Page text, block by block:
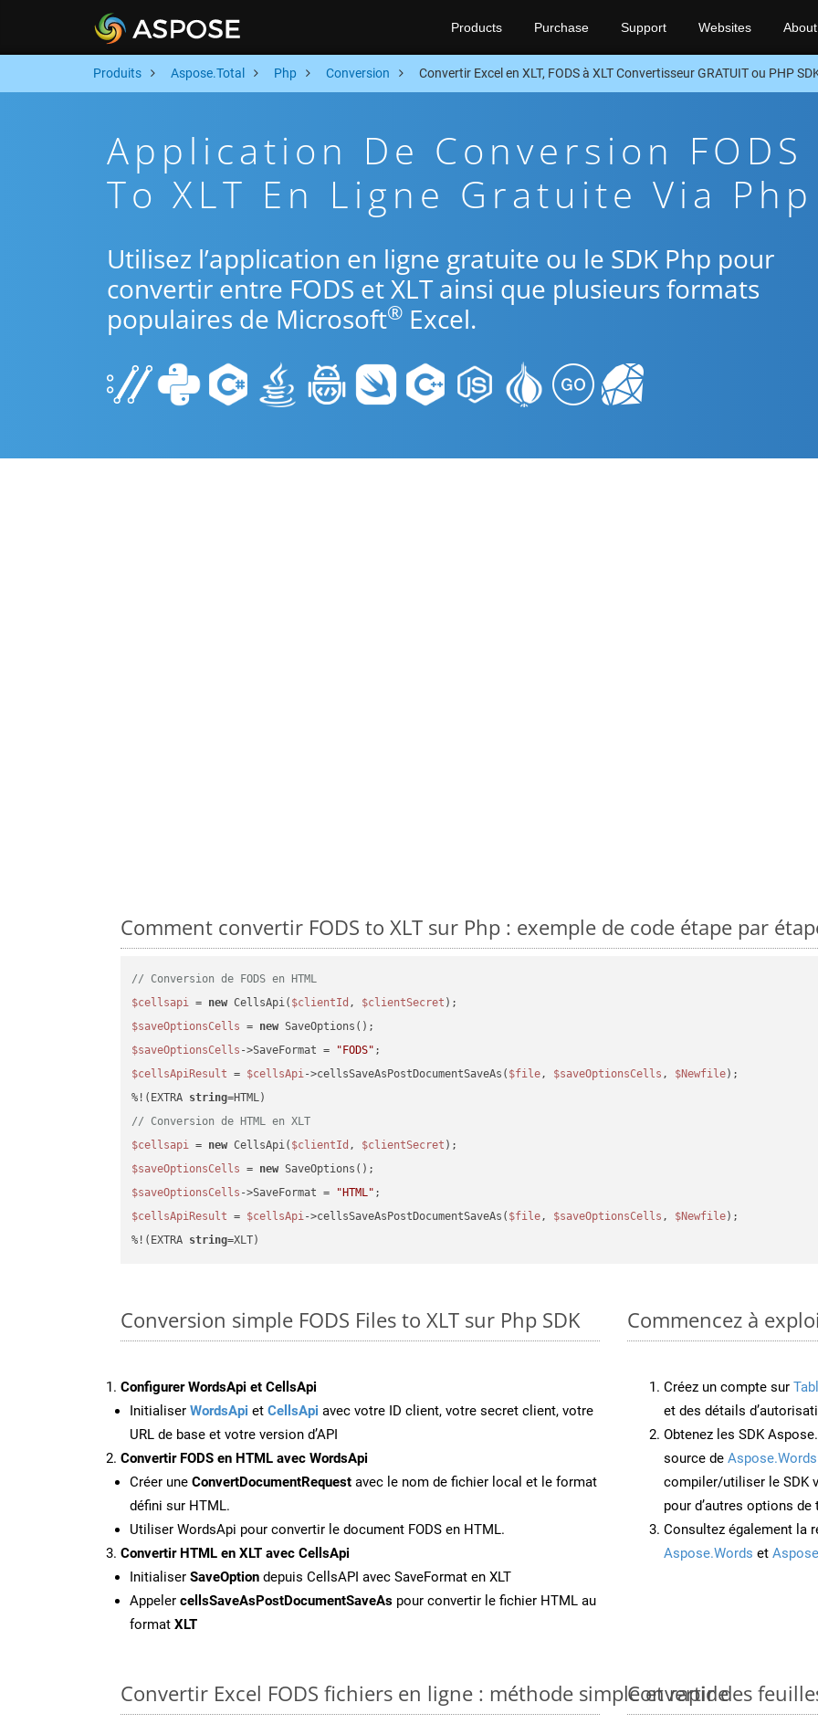
Products Purchase Support Websites About
Produits Aspose.Total Php Conversion Convertir Excel en XLT, FODS à XLT Convertisseur GRATUIT ou PHP
Application De Conversion FODS
To XLT En Ligne Gratuite Via Php
Utilisez l’application en ligne gratuite ou le SDK Php pour
convertir entre FODS et XLT ainsi que plusieurs formats
populaires de Microsoft® Excel.
Comment convertir FODS to XLT sur Php : exemple de code étape par
// Conversion de FODS en HTML
$cellsapi = new CellsApi( $clientId , $clientSecret
$saveOptionsCells = new
$saveOptionsCells ->SaveFormat = "FODS"
$cellsApiResult = $cellsApi->cellsSaveAsPostDocumentSaveAs( $file, $saveOptionsCells , $Newfile);
%!(EXTRA string
// Conversion de HTML en XLT
$cellsapi = new CellsApi( $clientId , $clientSecret
$saveOptionsCells = new
$saveOptionsCells ->SaveFormat = "HTML"
$cellsApiResult = $cellsApi->cellsSaveAsPostDocumentSaveAs( $file, $saveOptionsCells , $Newfile);
%!(EXTRA string=XLT)
Conversion simple FODS Files to XLT sur Php SDK
Configurer WordsApi et CellsApi
Initialiser WordsApi et CellsApi avec votre ID client, votre secret client, votre
URL de base et votre version d’API
Convertir FODS en HTML avec WordsApi
Créer une ConvertDocumentRequest avec le nom de fichier local et le format
défini sur HTML.
Utiliser WordsApi pour convertir le document FODS en HTML.
Convertir HTML en XLT avec CellsApi
Initialiser SaveOption depuis CellsAPI avec SaveFormat en XLT
Appeler cellsSaveAsPostDocumentSaveAs pour convertir le fichier HTML au
format XLT
Commencez à
Créez un compte sur
et des détails
Obtenez les SDK
source de
compiler/utiliser le SDK
pour d’autres options
Consultez également la
Aspose.Words et
Convertir Excel FODS fichiers en ligne : méthode simple et rapide
Convertir des